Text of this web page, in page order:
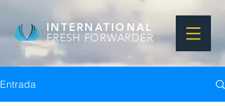
INTERNATIONAL
FRESH FORWARDER
Entrada